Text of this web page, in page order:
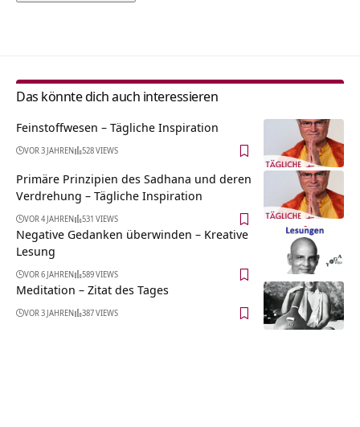
Das könnte dich auch interessieren
Feinstoffwesen – Tägliche Inspiration
VOR 3 JAHREN 528 VIEWS
Primäre Prinzipien des Sadhana und deren
Verdrehung – Tägliche Inspiration
VOR 4 JAHREN 531 VIEWS
Negative Gedanken überwinden – Kreative
Lesung
VOR 6 JAHREN 589 VIEWS
Meditation – Zitat des Tages
VOR 3 JAHREN 387 VIEWS